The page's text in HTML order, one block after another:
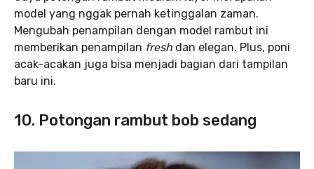
model yang nggak pernah ketinggalan zaman.
Mengubah penampilan dengan model rambut ini
memberikan penampilan fresh dan elegan. Plus, poni
acak-acakan juga bisa menjadi bagian dari tampilan
baru ini.
10. Potongan rambut bob sedang